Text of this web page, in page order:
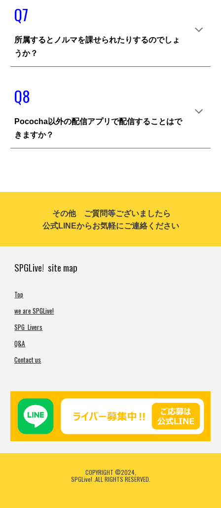
Q7
所属するとノルマを課せられたりするのでしょ
うか？
Q8
Pococha以外の配信アプリで配信することはで
きますか？
その他 ご質問等ございましたら
公式LINEからお気軽にご連絡ください
SPGLive! site map
Top
we are SPGLive!
SPG Livers
Q&A
Contact us
COPYRIGHT ©2024,
SPGLive! .ALL RIGHTS RESERVED.